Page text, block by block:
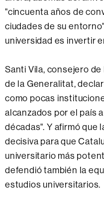
"cincuenta años de
ciudades de su
universidad es invertir
Santi Vila, consejero
de la Generalitat,
como pocas
alcanzados por el país
décadas". Y afirmó que
decisiva para que
universitario más
defendió también la
estudios universitarios.